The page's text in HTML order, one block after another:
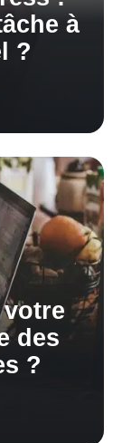
à
?
des
?